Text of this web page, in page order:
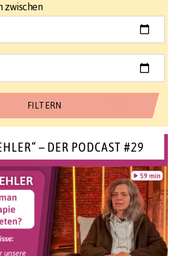
zwischen
– DER PODCAST #29